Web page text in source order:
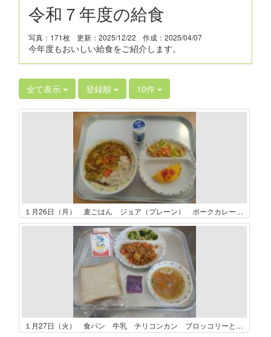
令和７年度の給食
写真：171枚 更新：2025/12/22 作成：2025/04/07
今年度もおいしい給食をご紹介します。
全て表示 登録順 10件
１月26日（月） 麦ごはん ジョア（プレーン） ポークカレー プレーンオムレツ コールスロー
１月27日（火） 食パン 牛乳 チリコンカン ブロッコリーときのこのサラダ 玄米入りスープ ブルーベリージャム